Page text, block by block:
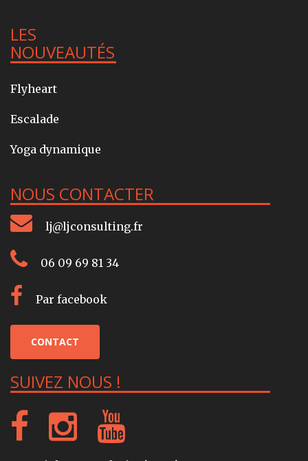
LES
NOUVEAUTÉS
Flyheart
Escalade
Yoga dynamique
NOUS CONTACTER
lj@ljconsulting.fr
06 09 69 81 34
Par facebook
CONTACT
SUIVEZ NOUS !